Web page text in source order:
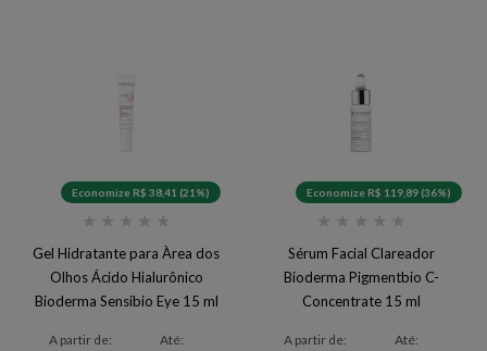
Economize R$ 38,41 (21%)
★ ★ ★ ★ ★
Gel Hidratante para Àrea dos
Olhos Ácido Hialurônico
Bioderma Sensibio Eye 15 ml
A partir de:
Até:
Economize R$ 119,89 (36%)
★ ★ ★ ★ ★
Sérum Facial Clareador
Bioderma Pigmentbio C-
Concentrate 15 ml
A partir de:
Até: